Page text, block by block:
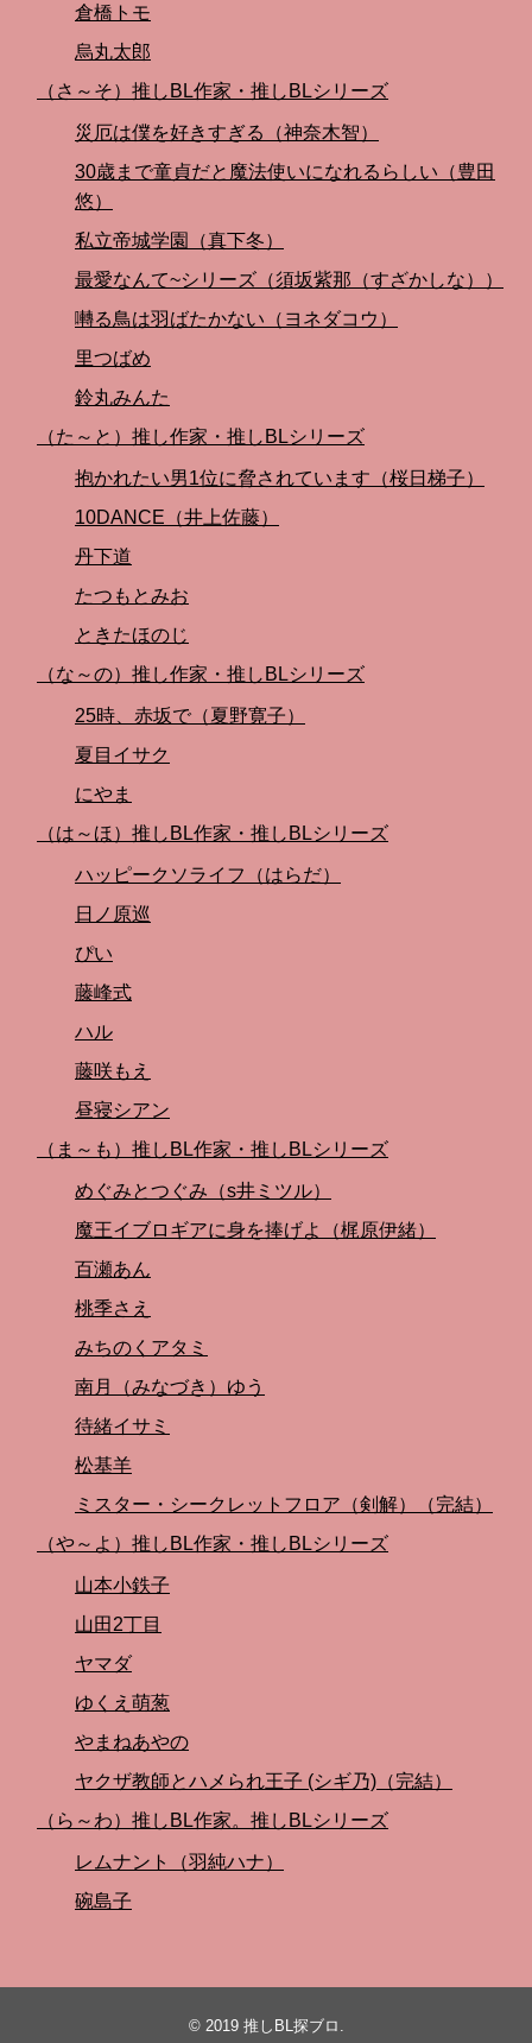
倉橋トモ
烏丸太郎
（さ～そ）推しBL作家・推しBLシリーズ
災厄は僕を好きすぎる（神奈木智）
30歳まで童貞だと魔法使いになれるらしい（豊田
悠）
私立帝城学園（真下冬）
最愛なんて~シリーズ（須坂紫那（すざかしな））
囀る鳥は羽ばたかない（ヨネダコウ）
里つばめ
鈴丸みんた
（た～と）推し作家・推しBLシリーズ
抱かれたい男1位に脅されています（桜日梯子）
10DANCE（井上佐藤）
丹下道
たつもとみお
ときたほのじ
（な～の）推し作家・推しBLシリーズ
25時、赤坂で（夏野寛子）
夏目イサク
にやま
（は～ほ）推しBL作家・推しBLシリーズ
ハッピークソライフ（はらだ）
日ノ原巡
ぴい
藤峰式
ハル
藤咲もえ
昼寝シアン
（ま～も）推しBL作家・推しBLシリーズ
めぐみとつぐみ（s井ミツル）
魔王イブロギアに身を捧げよ（梶原伊緒）
百瀬あん
桃季さえ
みちのくアタミ
南月（みなづき）ゆう
待緒イサミ
松基羊
ミスター・シークレットフロア（剣解）（完結）
（や～よ）推しBL作家・推しBLシリーズ
山本小鉄子
山田2丁目
ヤマダ
ゆくえ萌葱
やまねあやの
ヤクザ教師とハメられ王子 (シギ乃)（完結）
（ら～わ）推しBL作家。推しBLシリーズ
レムナント（羽純ハナ）
碗島子
© 2019 推しBL探ブロ